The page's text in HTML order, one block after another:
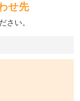
せ先
さい。